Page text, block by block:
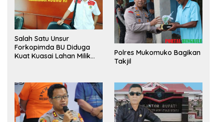
Salah Satu Unsur
Forkopimda BU Diduga
Kuat Kuasai Lahan Milik
Polres Mukomuko Bagikan
Takjil